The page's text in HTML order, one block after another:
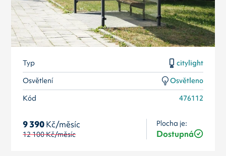
Typ
citylight
Osvětlení
Osvětleno
Kód
476112
9 390Kč/měsíc
12 100Kč/měsíc
Plocha je:
Dostupná